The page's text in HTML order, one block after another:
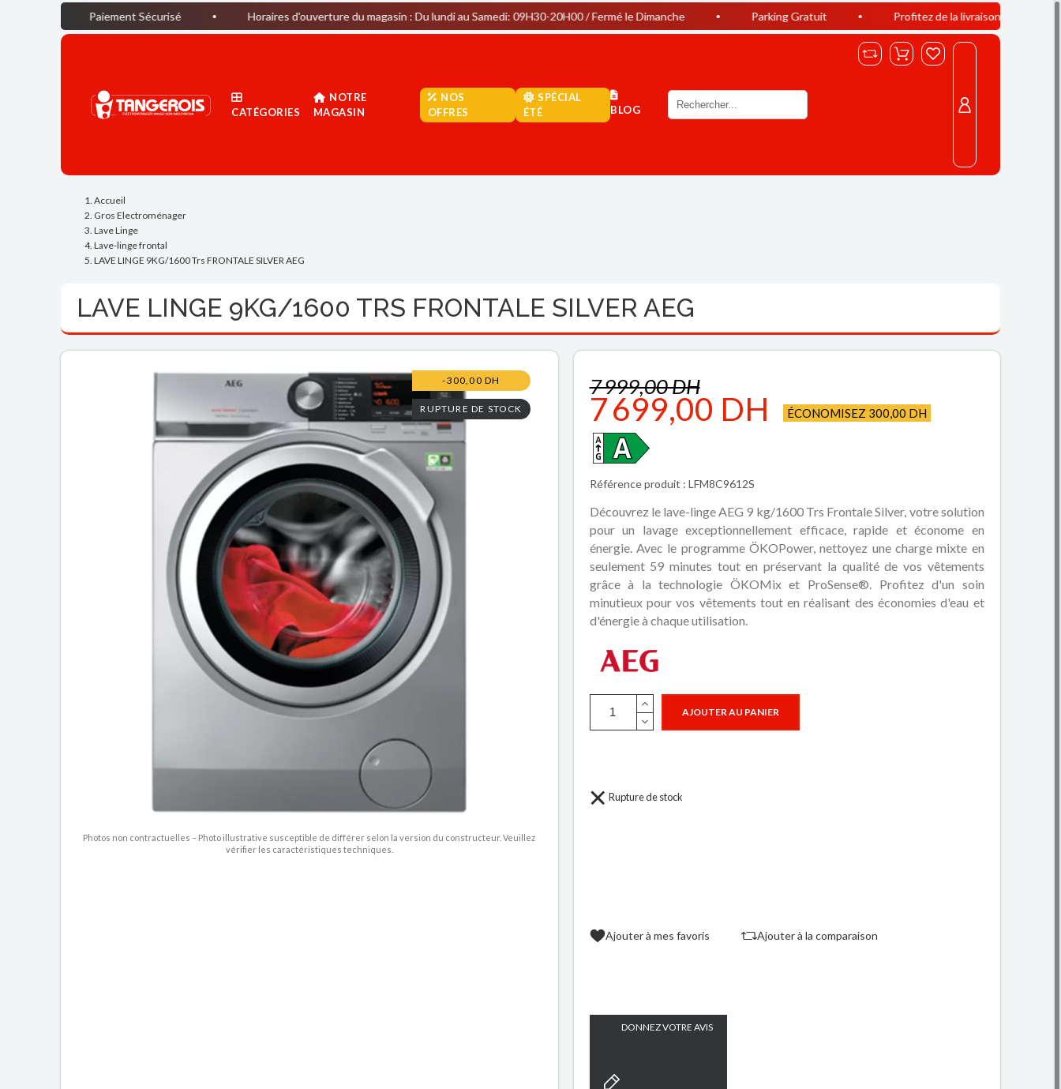
Paiement Sécurisé Horaires d'ouverture du magasin : Du lundi au Samedi: 09H30-20H00 / Fermé le Dimanche Parking Gratuit Profitez de la livraison offerte à Casablanca dès
CATÉGORIES
NOTRE
MAGASIN
NOS
OFFRES
SPÉCIAL
ÉTÉ
BLOG
Accueil
Gros Electroménager
Lave Linge
Lave-linge frontal
LAVE LINGE 9KG/1600 Trs FRONTALE SILVER AEG
LAVE LINGE 9KG/1600 TRS FRONTALE SILVER AEG
-300,00 DH
RUPTURE DE STOCK
Photos non contractuelles – Photo illustrative susceptible de différer selon la version du constructeur. Veuillez
vérifier les caractéristiques techniques.
7 999,00 DH
7 699,00 DH ÉCONOMISEZ 300,00 DH
Référence produit : LFM8C9612S
Découvrez le lave-linge AEG 9 kg/1600 Trs Frontale Silver, votre solution
pour un lavage exceptionnellement efficace, rapide et économe en
énergie. Avec le programme ÖKOPower, nettoyez une charge mixte en
seulement 59 minutes tout en préservant la qualité de vos vêtements
grâce à la technologie ÖKOMix et ProSense®. Profitez d'un soin
minutieux pour vos vêtements tout en réalisant des économies d'eau et
d'énergie à chaque utilisation.
AJOUTER AU PANIER
Rupture de stock
Ajouter à mes favoris Ajouter à la comparaison
DONNEZ VOTRE AVIS